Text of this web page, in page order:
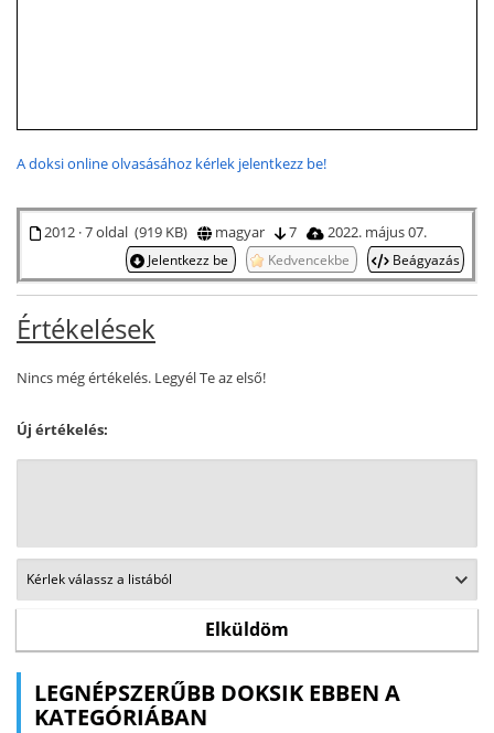
A doksi online olvasásához kérlek jelentkezz be!
2012 · 7 oldal (919 KB) magyar 7 2022. május 07.
Jelentkezz be Kedvencekbe Beágyazás
Értékelések
Nincs még értékelés. Legyél Te az első!
Új értékelés:
LEGNÉPSZERŰBB DOKSIK EBBEN A
KATEGÓRIÁBAN